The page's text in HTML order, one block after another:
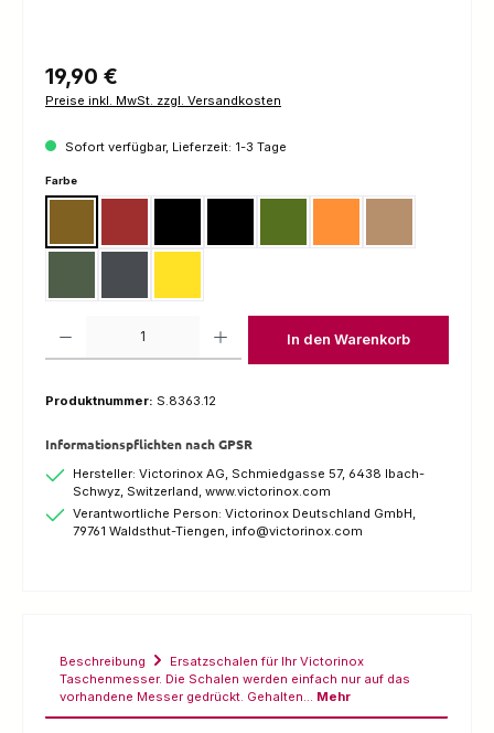
Regulärer Preis:
19,90 €
Preise inkl. MwSt. zzgl. Versandkosten
Sofort verfügbar, Lieferzeit: 1-3 Tage
Farbeauswählen
In den Warenkorb
Produktnummer: S.8363.12
Informationspflichten nach GPSR
Hersteller: Victorinox AG, Schmiedgasse 57, 6438 Ibach-
Schwyz, Switzerland, www.victorinox.com
Verantwortliche Person: Victorinox Deutschland GmbH,
79761 Waldsthut-Tiengen, info@victorinox.com
Beschreibung
Ersatzschalen für Ihr Victorinox
Taschenmesser. Die Schalen werden einfach nur auf das
vorhandene Messer gedrückt. Gehalten… Mehr